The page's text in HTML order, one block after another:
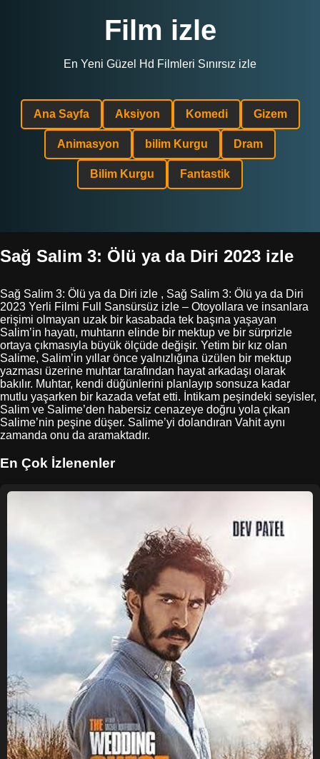
Film izle
En Yeni Güzel Hd Filmleri Sınırsız izle
Ana Sayfa Aksiyon Komedi Gizem
Animasyon bilim Kurgu Dram
Bilim Kurgu Fantastik
Sağ Salim 3: Ölü ya da Diri 2023 izle
Sağ Salim 3: Ölü ya da Diri izle , Sağ Salim 3: Ölü ya da Diri
2023 Yerli Filmi Full Sansürsüz izle – Otoyollara ve insanlara
erişimi olmayan uzak bir kasabada tek başına yaşayan
Salim’in hayatı, muhtarın elinde bir mektup ve bir sürprizle
ortaya çıkmasıyla büyük ölçüde değişir. Yetim bir kız olan
Salime, Salim’in yıllar önce yalnızlığına üzülen bir mektup
yazması üzerine muhtar tarafından hayat arkadaşı olarak
bakılır. Muhtar, kendi düğünlerini planlayıp sonsuza kadar
mutlu yaşarken bir kazada vefat etti. İntikam peşindeki seyisler,
Salim ve Salime’den habersiz cenazeye doğru yola çıkan
Salime’nin peşine düşer. Salime’yi dolandıran Vahit aynı
zamanda onu da aramaktadır.
En Çok İzlenenler